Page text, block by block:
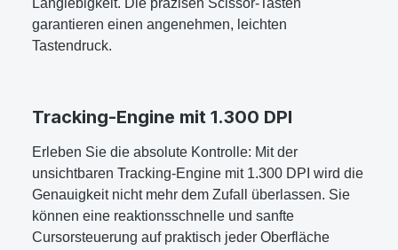
Langlebigkeit. Die präzisen Scissor-Tasten
garantieren einen angenehmen, leichten
Tastendruck.
Tracking-Engine mit 1.300 DPI
Erleben Sie die absolute Kontrolle: Mit der
unsichtbaren Tracking-Engine mit 1.300 DPI wird die
Genauigkeit nicht mehr dem Zufall überlassen. Sie
können eine reaktionsschnelle und sanfte
Cursorsteuerung auf praktisch jeder Oberfläche